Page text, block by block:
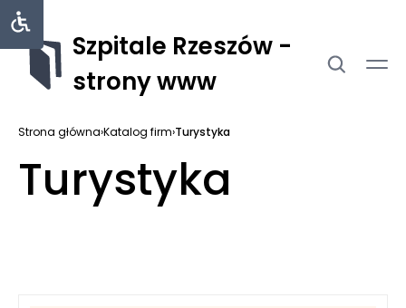
Szpitale Rzeszów -
strony www
Strona główna›Katalog firm›Turystyka
Turystyka